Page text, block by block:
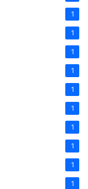
1
1
1
1
1
1
1
1
1
1